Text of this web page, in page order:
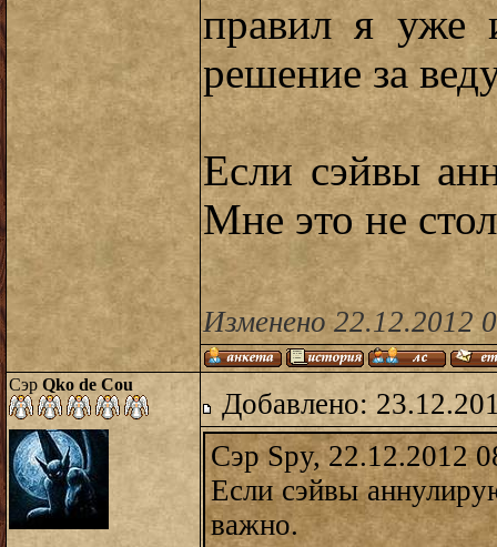
правил я уже
решение за
Если сэйвы
Мне это не
Изменено 22.12.2012
Сэр Qko de Cou
Добавлено:
Сэр Spy, 22.12.2012
Если сэйвы
важно.